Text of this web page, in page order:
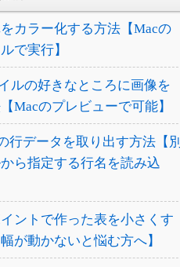
カラー化する方法【Macの
で実行】
ルの好きなところに画像を
Macのプレビューで可能】
行データを取り出す方法【別
ら指定する行名を読み込
ントで作った表を小さくす
が動かないと悩む方へ】